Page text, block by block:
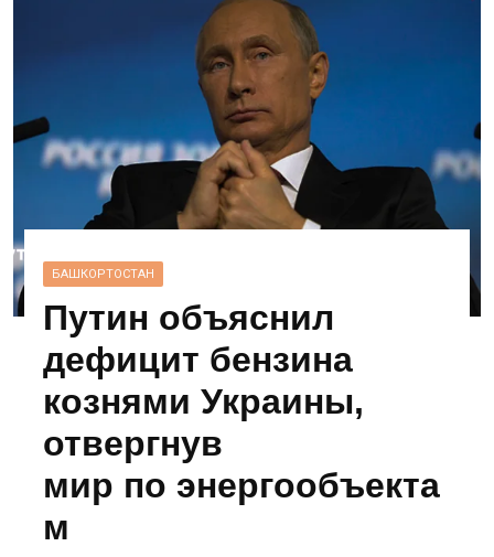
БАШКОРТОСТАН
Путин объяснил
дефицит бензина
кознями Украины,
отвергнув
мир по энергообъекта
м